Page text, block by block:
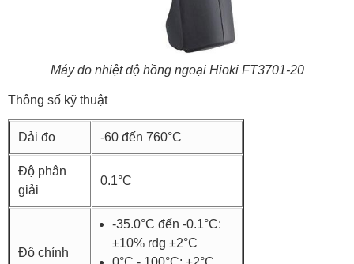
Máy đo nhiệt độ hồng ngoại Hioki FT3701-20
Thông số kỹ thuật
Dải đo -60 đến 760°C
Độ phân
giải
0.1°C
Độ chính
-35.0°C đến -0.1°C:
±10% rdg ±2°C